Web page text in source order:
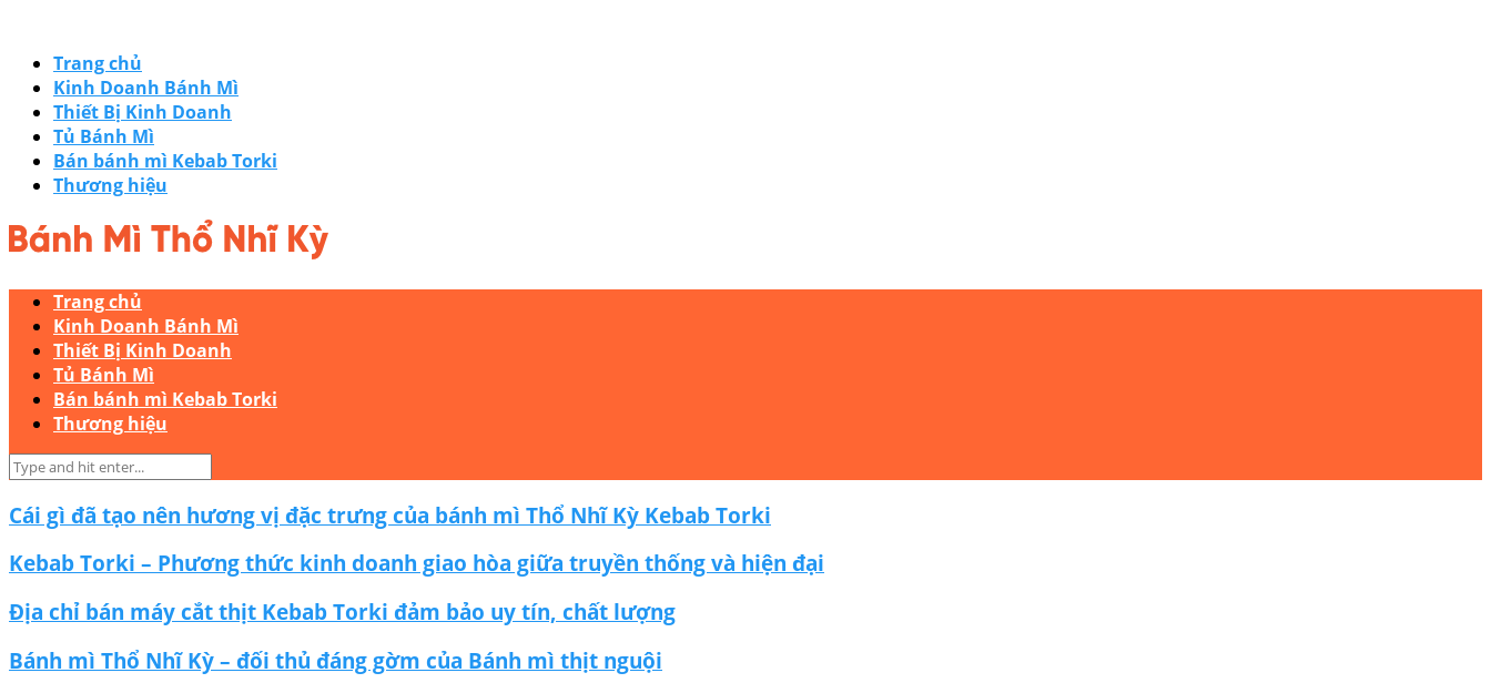
Trang chủ
Kinh Doanh Bánh Mì
Thiết Bị Kinh Doanh
Tủ Bánh Mì
Bán bánh mì Kebab Torki
Thương hiệu
Trang chủ
Kinh Doanh Bánh Mì
Thiết Bị Kinh Doanh
Tủ Bánh Mì
Bán bánh mì Kebab Torki
Thương hiệu
Cái gì đã tạo nên hương vị đặc trưng của bánh mì Thổ Nhĩ Kỳ Kebab Torki
Kebab Torki – Phương thức kinh doanh giao hòa giữa truyền thống và hiện đại
Địa chỉ bán máy cắt thịt Kebab Torki đảm bảo uy tín, chất lượng
Bánh mì Thổ Nhĩ Kỳ – đối thủ đáng gờm của Bánh mì thịt nguội